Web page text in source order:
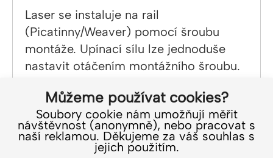
Můžeme používat cookies?
Soubory cookie nám umožňují měřit
návštěvnost (anonymně), nebo pracovat s
naší reklamou. Děkujeme za váš souhlas s
jejich použitím.
Laser se instaluje na rail
(Picatinny/Weaver) pomocí šroubu
montáže. Upínací sílu lze jednoduše
nastavit otáčením montážního šroubu.
Součást balení
Součástí balení je laserový zaměřovač,
torx klíče pro uchycení a seřízení